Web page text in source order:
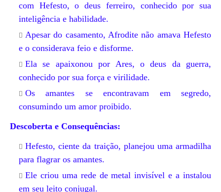
com Hefesto, o deus ferreiro, conhecido por sua
inteligência e habilidade.
Apesar do casamento, Afrodite não amava Hefesto
e o considerava feio e disforme.
Ela se apaixonou por Ares, o deus da guerra,
conhecido por sua força e virilidade.
Os amantes se encontravam em segredo,
consumindo um amor proibido.
Descoberta e Consequências:
Hefesto, ciente da traição, planejou uma armadilha
para flagrar os amantes.
Ele criou uma rede de metal invisível e a instalou
em seu leito conjugal.